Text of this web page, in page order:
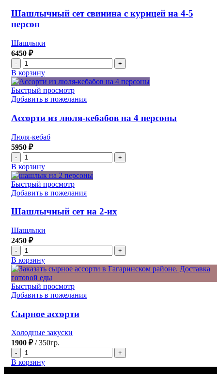
на
4
персоны
Шашлычный сет свинина с курицей на 4-5
персон
Шашлыки
6450 ₽
Количество
товара
Шашлычный
сет
свинина
на
5
персон
В корзину
Быстрый просмотр
Добавить в пожелания
Ассорти из люля-кебабов на 4 персоны
Люля-кебаб
5950 ₽
Количество
товара
Ассорти
из
люля-
на
4
В корзину
Быстрый просмотр
Добавить в пожелания
Шашлычный сет на 2-их
Шашлыки
2450 ₽
Количество
товара
Шашлычный
сет
на
2-
В корзину
Быстрый просмотр
Добавить в пожелания
Сырное ассорти
Холодные закуски
1900 ₽
350гр.
Количество
товара
Сырное
В корзину